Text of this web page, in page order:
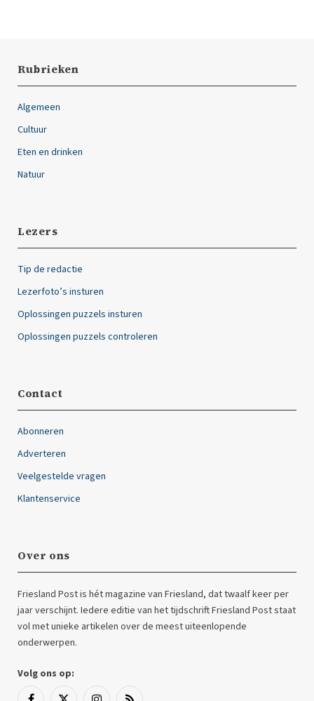
Rubrieken
Algemeen
Cultuur
Eten en drinken
Natuur
Lezers
Tip de redactie
Lezerfoto’s insturen
Oplossingen puzzels insturen
Oplossingen puzzels controleren
Contact
Abonneren
Adverteren
Veelgestelde vragen
Klantenservice
Over ons
Friesland Post is hét magazine van Friesland, dat twaalf keer per
jaar verschijnt. Iedere editie van het tijdschrift Friesland Post staat
vol met unieke artikelen over de meest uiteenlopende
onderwerpen.
Volg ons op: